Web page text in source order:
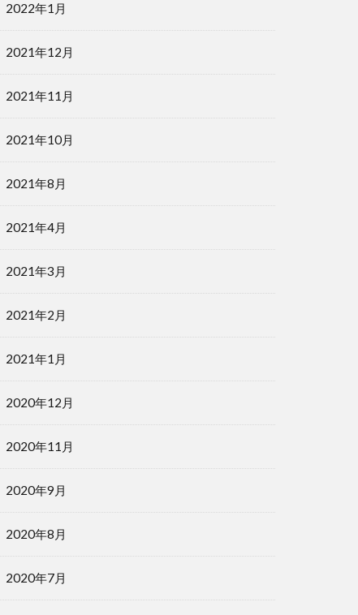
2022年1月
2021年12月
2021年11月
2021年10月
2021年8月
2021年4月
2021年3月
2021年2月
2021年1月
2020年12月
2020年11月
2020年9月
2020年8月
2020年7月